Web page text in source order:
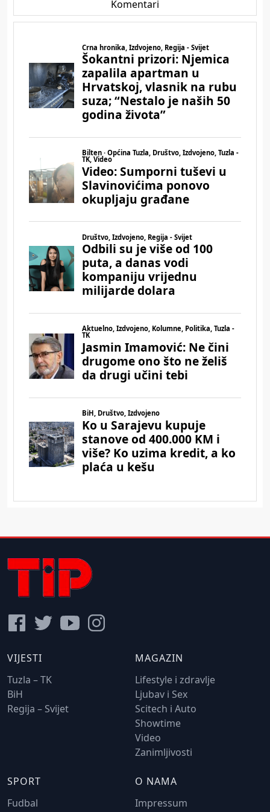
Komentari
VIJESTI
Tuzla – TK
BiH
Regija – Svijet
MAGAZIN
Lifestyle i zdravlje
Ljubav i Sex
Scitech i Auto
Showtime
Video
Zanimljivosti
SPORT
Fudbal
O NAMA
Impressum